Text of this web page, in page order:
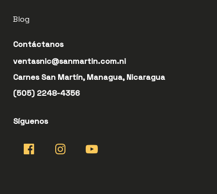
Blog
Contáctanos
ventasnic@sanmartin.com.ni
Carnes San Martín, Managua, Nicaragua
(505) 2248-4356
Síguenos